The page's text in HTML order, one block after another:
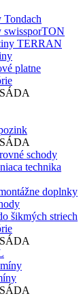
Tondach
swissporTON
TERRAN
platne
schody
technika
doplnky
šikmých striech